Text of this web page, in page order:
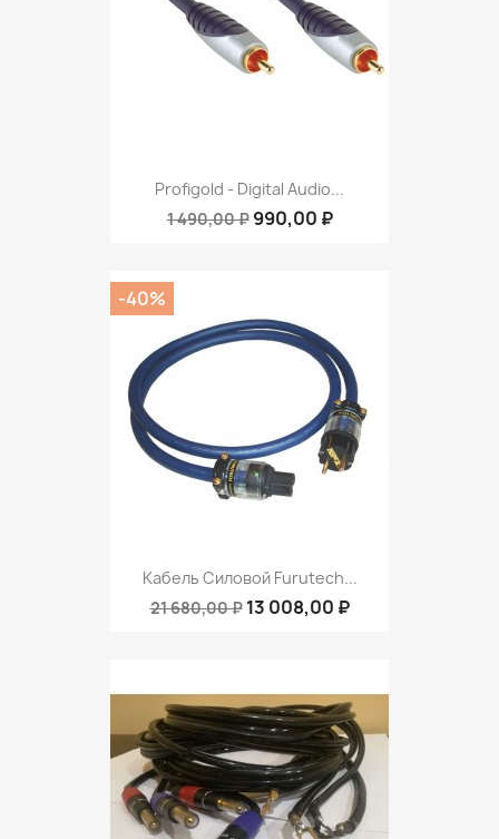
Profigold - Digital Audio...
1 490,00 ₽ 990,00 ₽
Кабель Силовой Furutech...
21 680,00 ₽ 13 008,00 ₽
-40%